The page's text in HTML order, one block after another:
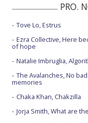
PRO.
Tove Lo, Estrus
Ezra Collective, Here
of hope
Natalie Imbruglia,
The Avalanches, No bad
memories
Chaka Khan, Chakzilla
Jorja Smith, What are